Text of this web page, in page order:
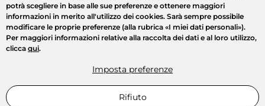
potrà scegliere in base alle sue preferenze e ottenere maggiori
informazioni in merito all'utilizzo dei cookies. Sarà sempre possibile
modificare le proprie preferenze (alla rubrica «I miei dati personali»).
Per maggiori informazioni relative alla raccolta dei dati e al loro utilizzo,
clicca qui.
Imposta preferenze
Rifiuto